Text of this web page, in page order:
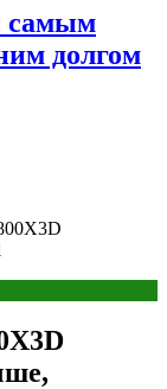
самым
долгом